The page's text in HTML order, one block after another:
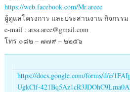
https://web.facebook.com/Mr.areee
ผู้ดูแลโครงการ และประสานงาน กิจกรรม
e-mail : arsa.aree@gmail.com
โทร ๐๘๒ – ๗๗๙ – ๒๒๕๖
https://docs.google.com/forms/d/e/
UgkClf-